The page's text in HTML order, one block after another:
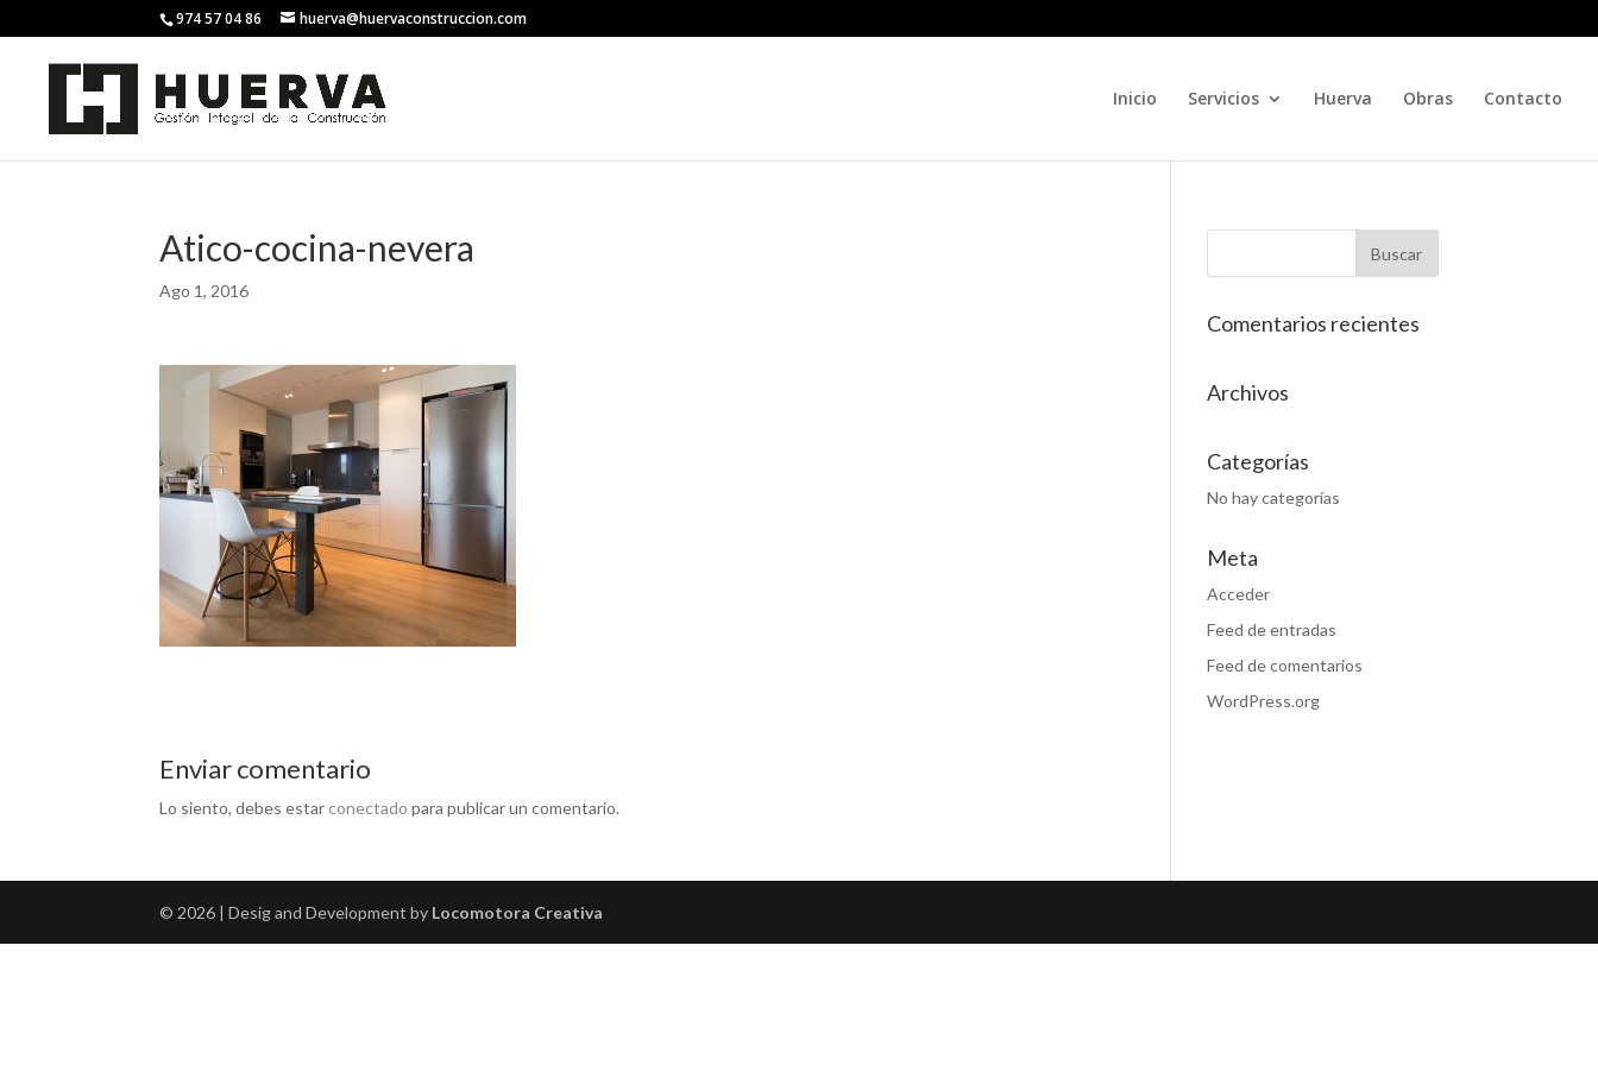
974 57 04 86 huerva@huervaconstruccion.com
Inicio Servicios Huerva Obras Contacto
Atico-cocina-nevera
Ago 1, 2016
Enviar comentario
Lo siento, debes estarconectado para publicar un comentario.
Comentarios recientes
Archivos
Categorías
No hay categorías
Meta
Acceder
Feed de entradas
Feed de comentarios
WordPress.org
© 2026 | Desig and Development by Locomotora Creativa